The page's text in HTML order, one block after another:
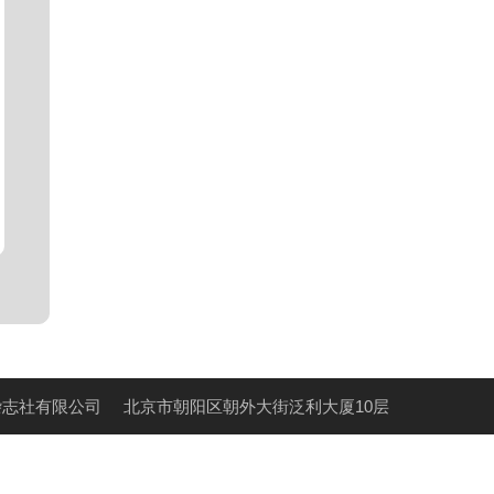
社有限公司 北京市朝阳区朝外大街泛利大厦10层